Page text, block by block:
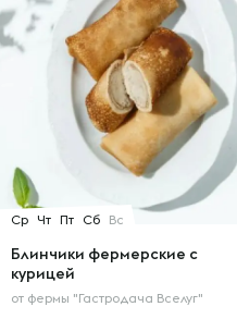
Ср Чт Пт Сб Вс
Блинчики фермерские с
курицей
от фермы "Гастродача Вселуг"